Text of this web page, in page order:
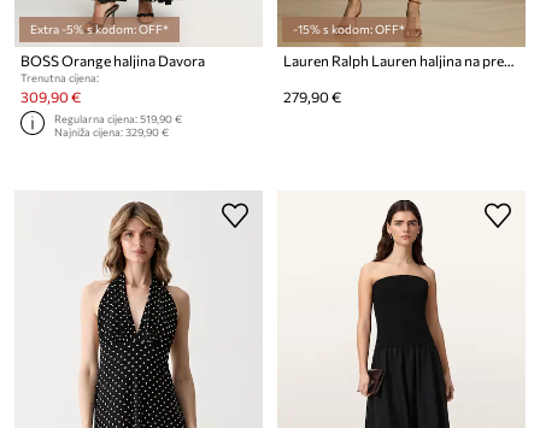
Extra -5% s kodom: OFF*
BOSS Orange haljina Davora
Trenutna cijena:
309,90 €
Regularna cijena:519,90 €
Najniža cijena:329,90 €
-15% s kodom: OFF*
Lauren Ralph Lauren haljina na preklop
279,90 €